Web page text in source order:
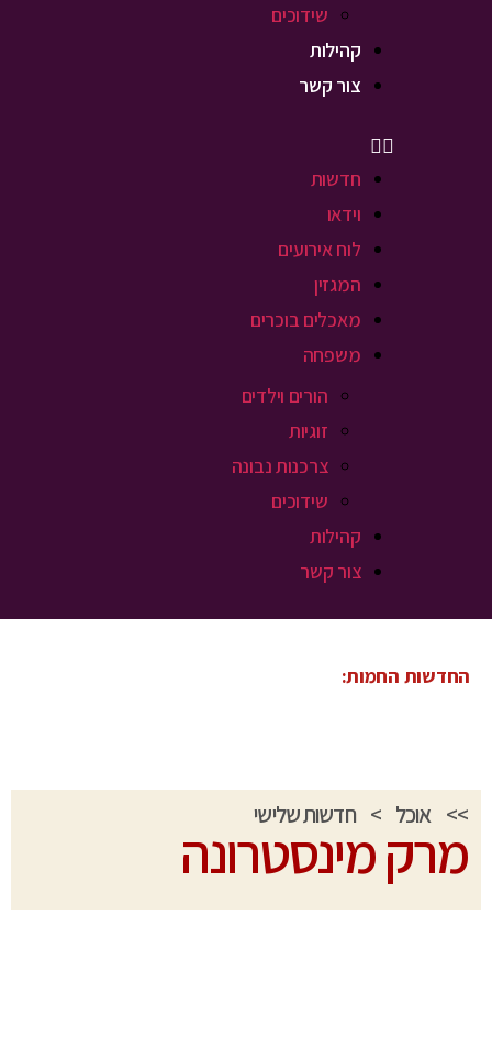
שידוכים
קהילות
צור קשר
חדשות
וידאו
לוח אירועים
המגזין
מאכלים בוכרים
משפחה
הורים וילדים
זוגיות
צרכנות נבונה
שידוכים
קהילות
צור קשר
החדשות החמות:
>> אוכל > חדשות שלישי
מרק מינסטרונה